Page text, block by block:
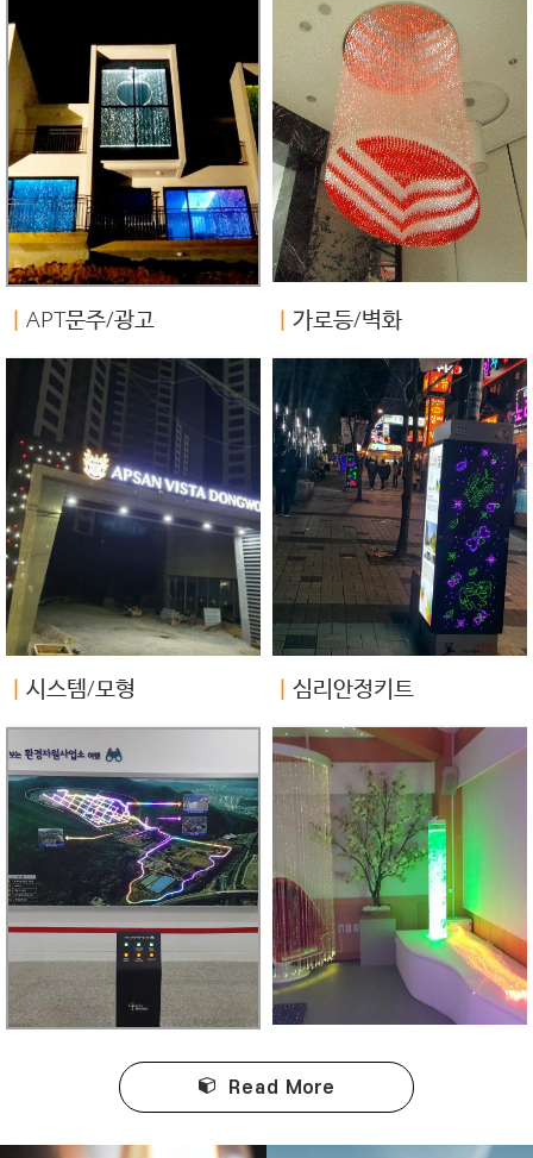
ㅣ APT문주/광고 ㅣ 가로등/벽화
ㅣ 시스템/모형 ㅣ 심리안정키트
Read More